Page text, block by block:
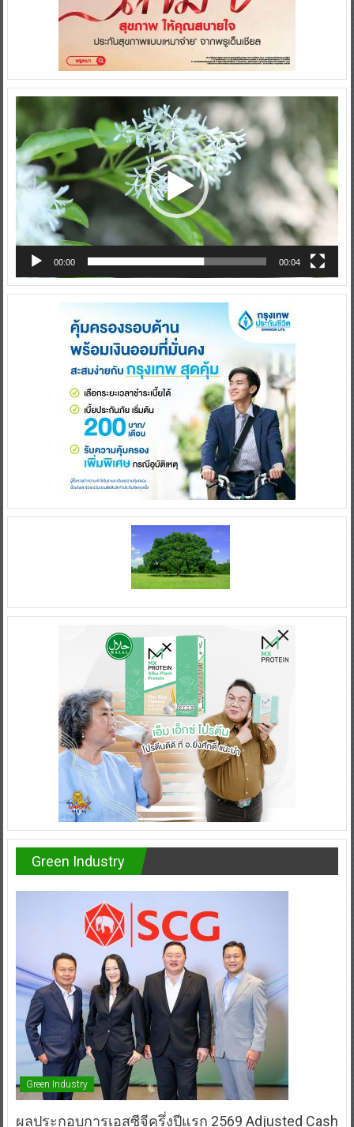
Video
Player
00:00 00:04
Green Industry
Green Industry
ผลประกอบการเอสซีจีครึ่งปีแรก 2569 Adjusted Cash